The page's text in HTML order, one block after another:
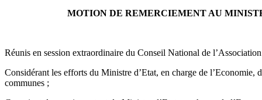
MOTION DE REMERCIEMENT AU
Réunis en session extraordinaire du Conseil National de
Considérant les efforts du Ministre d’Etat, en charge de
communes ;